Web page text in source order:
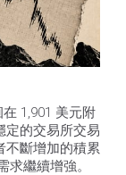
1,901 美元附
定的交易所交易
不斷增加的積累
繼續增強。